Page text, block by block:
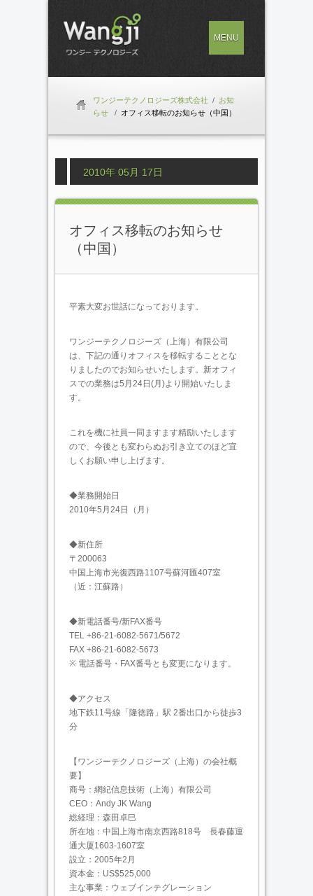
MENU
ワンジーテクノロジーズ株式会社 / お知
らせ
/ オフィス移転のお知らせ（中国）
2010年 05月 17日
オフィス移転のお知らせ
（中国）
平素大変お世話になっております。
ワンジーテクノロジーズ（上海）有限公司
は、下記の通りオフィスを移転することとな
りましたのでお知らせいたします。新オフィ
スでの業務は5月24日(月)より開始いたしま
す。
これを機に社員一同ますます精励いたします
ので、今後とも変わらぬお引き立てのほど宜
しくお願い申し上げます。
◆業務開始日
2010年5月24日（月）
◆新住所
〒200063
中国上海市光復西路1107号蘇河匯407室
（近：江蘇路）
◆新電話番号/新FAX番号
TEL +86-21-6082-5671/5672
FAX +86-21-6082-5673
※ 電話番号・FAX番号とも変更になります。
◆アクセス
地下鉄11号線「隆徳路」駅 2番出口から徒歩3
分
【ワンジーテクノロジーズ（上海）の会社概
要】
商号：網紀信息技術（上海）有限公司
CEO：Andy JK Wang
総経理：森田卓巳
所在地：中国上海市南京西路818号 長春藤運
通大厦1603-1607室
設立：2005年2月
資本金：US$525,000
主な事業：ウェブインテグレーション